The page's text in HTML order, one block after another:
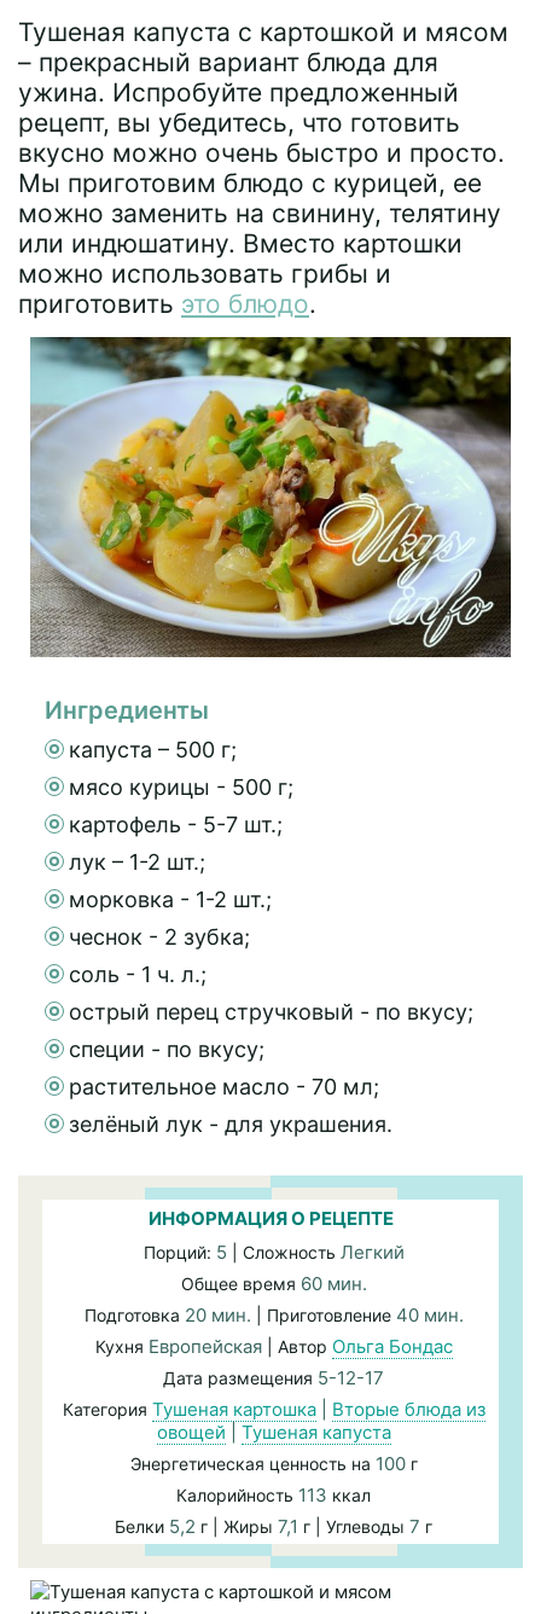
Тушеная капуста с картошкой и мясом
– прекрасный вариант блюда для
ужина. Испробуйте предложенный
рецепт, вы убедитесь, что готовить
вкусно можно очень быстро и просто.
Мы приготовим блюдо с курицей, ее
можно заменить на свинину, телятину
или индюшатину. Вместо картошки
можно использовать грибы и
приготовить это блюдо.
Ингредиенты
капуста – 500 г;
мясо курицы - 500 г;
картофель - 5-7 шт.;
лук – 1-2 шт.;
морковка - 1-2 шт.;
чеснок - 2 зубка;
соль - 1 ч. л.;
острый перец стручковый - по вкусу;
специи - по вкусу;
растительное масло - 70 мл;
зелёный лук - для украшения.
ИНФОРМАЦИЯ О РЕЦЕПТЕ
Порций: 5 | Сложность Легкий
Общее время 60 мин.
Подготовка 20 мин. | Приготовление 40 мин.
Кухня Европейская| Автор Ольга Бондас
Дата размещения 5-12-17
Категория Тушеная картошка| Вторые блюда из
овощей
Тушеная капуста
Энергетическая ценность на 100г
Калорийность 113 ккал
Белки 5,2 г | Жиры 7,1 г | Углеводы 7 г